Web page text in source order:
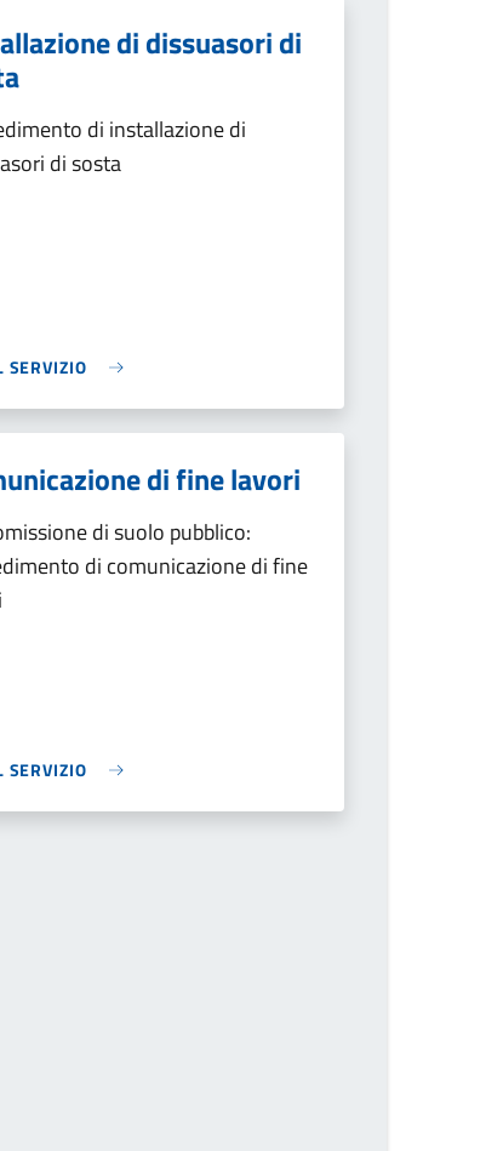
di dissuasori di
di installazione di
di sosta
SERVIZIO
di fine lavori
di suolo pubblico:
di comunicazione di fine
SERVIZIO